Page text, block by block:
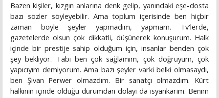
Bazen kişiler, kızgın anlarına denk gelip, yanındaki eşe-dosta
bazı sözler söyleyebilir. Ama toplum içerisinde ben hiçbir
zaman böyle şeyler yapmadım, yapmam. Tv'lerde,
gazetelerde olsun çok dikkatli, düşünerek konuşurum. Halk
içinde bir prestije sahip olduğum için, insanlar benden çok
şey bekliyor. Tabi ben çok sağlamım, çok doğruyum, çok
yapıcıyım demiyorum. Ama bazı şeyler varki belki olmasaydı,
ben Şivan Perwer olmazdım. Bir sanatçı olmazdım. Kürt
halkının içinde olduğu durumdan dolayı da isyankarım. Benim